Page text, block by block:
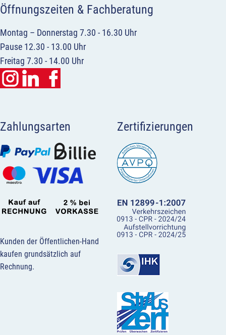
Öffnungszeiten & Fachberatung
Montag – Donnerstag 7.30 - 16.30 Uhr
Pause 12.30 - 13.00 Uhr
Freitag 7.30 - 14.00 Uhr
Zahlungsarten
Kunden der Öffentlichen-Hand
kaufen grundsätzlich auf
Rechnung.
Zertifizierungen